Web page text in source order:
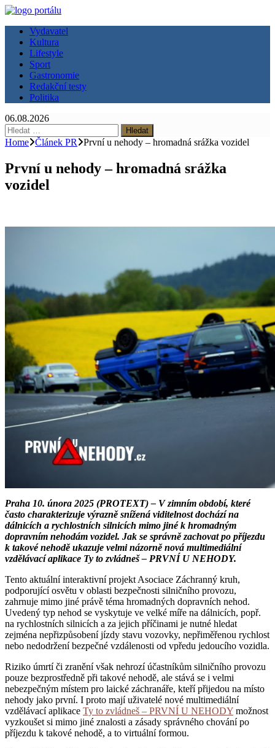
Vydavatel
Kultura
Lifestyle
Sport
Gastronomie
Redakční testy
Politika
06.08.2026
Vyhledávání
Home Článek PR První u nehody – hromadná srážka vozidel
První u nehody – hromadná srážka
vozidel
Praha 10. února 2025 (PROTEXT) – V zimním období, které
často charakterizuje výrazně snížená viditelnost dochází na
dálnicích a rychlostních silnicích mimo jiné k hromadným
dopravním nehodám vozidel. Jak se správně zachovat po příjezdu
k takové nehodě ukazuje velmi názorně nová multimediální
vzdělávací aplikace Ty to zvládneš – PRVNÍ U NEHODY.
Tento aktuální interaktivní projekt Asociace Záchranný kruh,
podporující osvětu v oblasti bezpečnosti silničního provozu,
zahrnuje mimo jiné právě téma hromadných dopravních nehod.
Uvedený typ nehod se vyskytuje ve velké míře na dálnicích, popř.
na rychlostních silnicích a za jejich příčinami je nutné hledat
zejména nepřizpůsobení jízdy stavu vozovky, nepřiměřenou rychlost
nebo nedodržení bezpečné vzdálenosti od vpředu jedoucího vozidla.
Riziko úmrtí či zranění však nehrozí účastníkům silničního provozu
pouze bezprostředně při takové nehodě, ale stává se i velmi
nebezpečným místem pro laické záchranáře, kteří přijedou na místo
nehody jako první. I proto mají uživatelé nové multimediální
vzdělávací aplikace Ty to zvládneš – PRVNÍ U NEHODY možnost
vyzkoušet si mimo jiné znalosti a zásady správného chování po
příjezdu k takové nehodě, a to virtuální formou.